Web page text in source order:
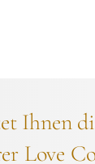
Ihnen
Love